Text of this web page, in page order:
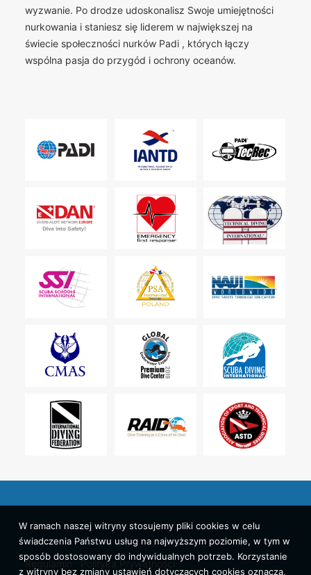
wyzwanie. Po drodze udoskonalisz Swoje umiejętności
nurkowania i staniesz się liderem w największej na
świecie społeczności nurków Padi , których łączy
wspólna pasja do przygód i ochrony oceanów.
Regulamin Polityka Prywatności
W ramach naszej witryny stosujemy pliki cookies w celu
świadczenia Państwu usług na najwyższym poziomie, w tym w
sposób dostosowany do indywidualnych potrzeb. Korzystanie
z witryny bez zmiany ustawień dotyczących cookies oznacza,